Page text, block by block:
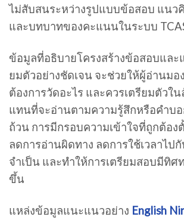
ไม่สับสนระหว่างรูปแบบข้อสอบ แนว
และบทบาทของคะแนนในระบบ
ข้อมูลที่อธิบายโครงสร้างข้อสอบและ
ยมตัวอย่างชัดเจน จะช่วยให้ผู้อ่านมอ
ต้องการวัดอะไร และควรเตรียมตัวใ
แทนที่จะอ่านตามความรู้สึกหรือคำบอ
ถ้วน การมีกรอบความเข้าใจที่ถูกต้อง
ลดการอ่านผิดทาง ลดการใช้เวลาไป
จำเป็น และทำให้การเตรียมสอบมีทิศ
ขึ้น
แหล่งข้อมูลแนะแนวอย่าง English